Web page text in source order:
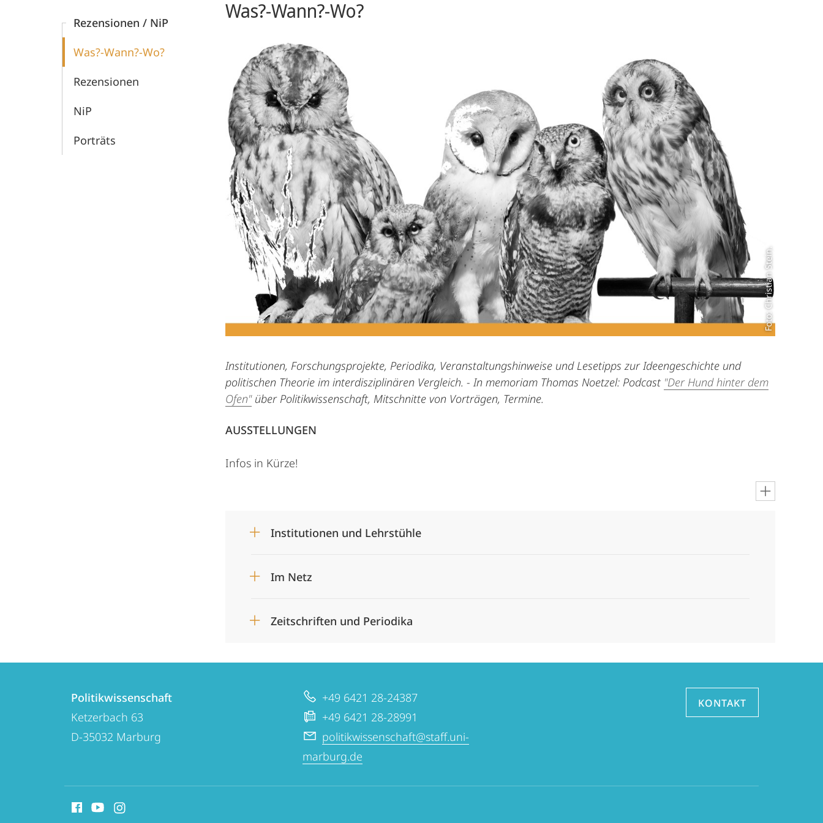
Rezensionen / NiP
Was?-Wann?-Wo?
Rezensionen
NiP
Porträts
Was?-Wann?-Wo?
Foto: Christian Stein.
Institutionen, Forschungsprojekte, Periodika, Veranstaltungshinweise und Lesetipps zur Ideengeschichte und
politischen Theorie im interdisziplinären Vergleich. - In memoriam Thomas Noetzel: Podcast "Der Hund hinter dem
Ofen"über Politikwissenschaft, Mitschnitte von Vorträgen, Termine.
AUSSTELLUNGEN
Infos in Kürze!
Institutionen und Lehrstühle
Im Netz
Zeitschriften und Periodika
Informationen
Kontaktinformationen
Politikwissenschaft
Politikwissenschaft
Ketzerbach 63
D-35032 Marburg
+49 6421 28-24387
+49 6421 28-28991
politikwissenschaft@staff.uni-
marburg.de
KONTAKT
Media